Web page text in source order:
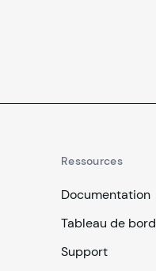
Ressources
Documentation
Tableau de bord
Support